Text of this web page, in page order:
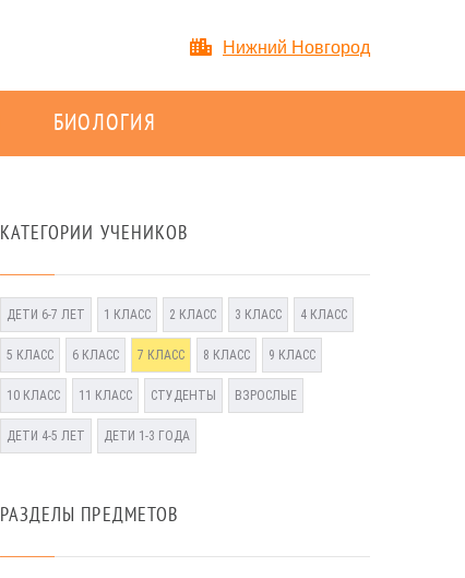
Нижний Новгород
БИОЛОГИЯ
КАТЕГОРИИ УЧЕНИКОВ
ДЕТИ 6-7 ЛЕТ 1 КЛАСС 2 КЛАСС 3 КЛАСС 4 КЛАСС
5 КЛАСС 6 КЛАСС 7 КЛАСС 8 КЛАСС 9 КЛАСС
10 КЛАСС 11 КЛАСС СТУДЕНТЫ ВЗРОСЛЫЕ
ДЕТИ 4-5 ЛЕТ ДЕТИ 1-3 ГОДА
РАЗДЕЛЫ ПРЕДМЕТОВ